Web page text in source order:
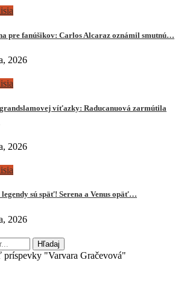
pre fanúšikov: Carlos Alcaraz oznámil smutnú…
2026
víťazky: Raducanuová zarmútila
2026
sú späť! Serena a Venus opäť…
2026
Hľadaj
príspevky "Varvara Gračevová"